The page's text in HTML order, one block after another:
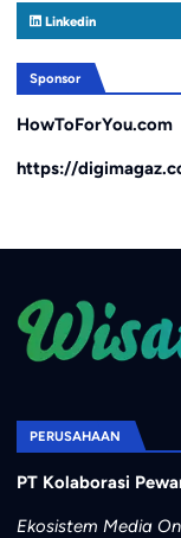
Linkedin
Sponsor
HowToForYou.com
https://
PERUSAHAAN
PT Kolaborasi
Ekosistem Media